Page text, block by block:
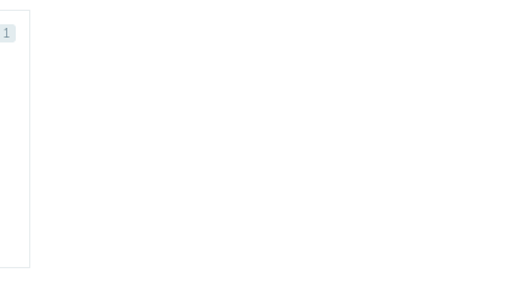
1